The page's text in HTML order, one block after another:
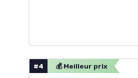
#4 💰 Meilleur prix